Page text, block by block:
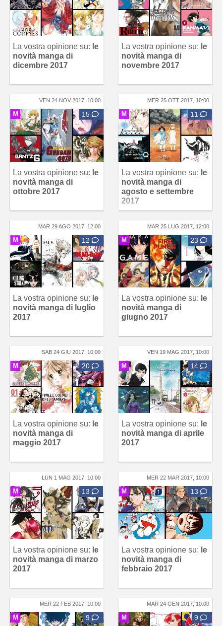
La vostra opinione su: le
novità manga di
dicembre 2017
La vostra opinione su: le
novità manga di
novembre 2017
VEN 24 NOV 2017, 10:00
M 15
La vostra opinione su: le
novità manga di
ottobre 2017
MER 25 OTT 2017, 10:00
M 11
La vostra opinione su: le
novità manga di
agosto e settembre
2017
MAR 29 AGO 2017, 12:00
M 12
La vostra opinione su: le
novità manga di luglio
2017
MAR 25 LUG 2017, 12:00
M 23
La vostra opinione su: le
novità manga di
giugno 2017
SAB 24 GIU 2017, 10:00
M 20
La vostra opinione su: le
novità manga di
maggio 2017
VEN 19 MAG 2017, 10:00
M 14
La vostra opinione su: le
novità manga di aprile
2017
LUN 1 MAG 2017, 10:00
M 13
La vostra opinione su: le
novità manga di marzo
2017
MER 22 MAR 2017, 10:00
M 13
La vostra opinione su: le
novità manga di
febbraio 2017
MER 22 FEB 2017, 10:00
M 9
MAR 24 GEN 2017, 10:00
M 9